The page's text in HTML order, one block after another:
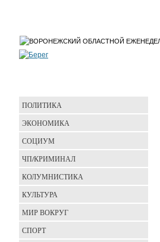
ПОЛИТИКА
ЭКОНОМИКА
СОЦИУМ
ЧП/КРИМИНАЛ
КОЛУМНИСТИКА
КУЛЬТУРА
МИР ВОКРУГ
СПОРТ